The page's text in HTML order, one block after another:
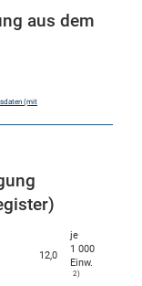
aus dem
(mit
12,0
je
1 000
Einw.
2)